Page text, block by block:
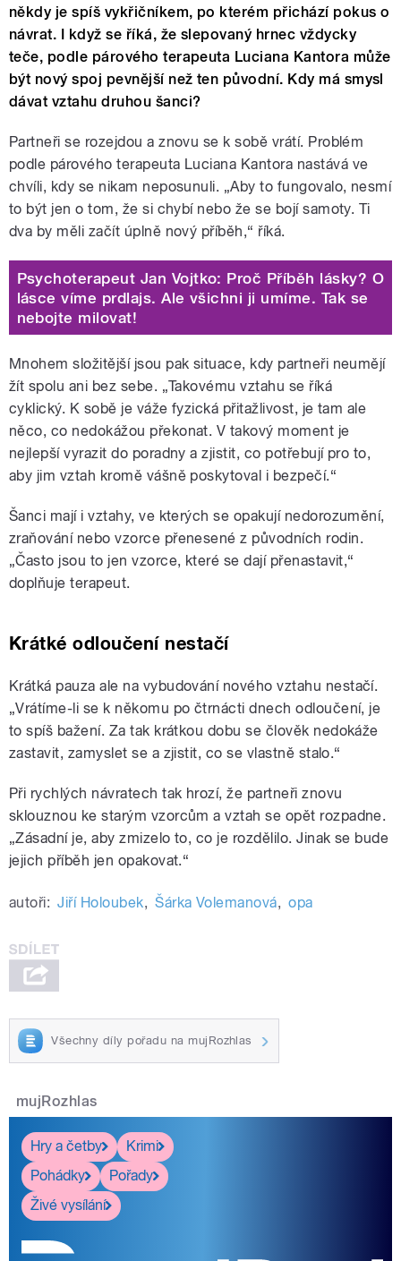
někdy je spíš vykřičníkem, po kterém přichází pokus o
návrat. I když se říká, že slepovaný hrnec vždycky
teče, podle párového terapeuta Luciana Kantora může
být nový spoj pevnější než ten původní. Kdy má smysl
dávat vztahu druhou šanci?
Partneři se rozejdou a znovu se k sobě vrátí. Problém
podle párového terapeuta Luciana Kantora nastává ve
chvíli, kdy se nikam neposunuli. „Aby to fungovalo, nesmí
to být jen o tom, že si chybí nebo že se bojí samoty. Ti
dva by měli začít úplně nový příběh,“ říká.
Psychoterapeut Jan Vojtko: Proč Příběh lásky? O
lásce víme prdlajs. Ale všichni ji umíme. Tak se
nebojte milovat!
Mnohem složitější jsou pak situace, kdy partneři neumějí
žít spolu ani bez sebe. „Takovému vztahu se říká
cyklický. K sobě je váže fyzická přitažlivost, je tam ale
něco, co nedokážou překonat. V takový moment je
nejlepší vyrazit do poradny a zjistit, co potřebují pro to,
aby jim vztah kromě vášně poskytoval i bezpečí.“
Šanci mají i vztahy, ve kterých se opakují nedorozumění,
zraňování nebo vzorce přenesené z původních rodin.
„Často jsou to jen vzorce, které se dají přenastavit,“
doplňuje terapeut.
Krátké odloučení nestačí
Krátká pauza ale na vybudování nového vztahu nestačí.
„Vrátíme-li se k někomu po čtrnácti dnech odloučení, je
to spíš bažení. Za tak krátkou dobu se člověk nedokáže
zastavit, zamyslet se a zjistit, co se vlastně stalo.“
Při rychlých návratech tak hrozí, že partneři znovu
sklouznou ke starým vzorcům a vztah se opět rozpadne.
„Zásadní je, aby zmizelo to, co je rozdělilo. Jinak se bude
jejich příběh jen opakovat.“
autoři: Jiří Holoubek, Šárka Volemanová, opa
Všechny díly pořadu na mujRozhlas
mujRozhlas
Hry a četby
Krimi
Pohádky
Pořady
Živé vysílání